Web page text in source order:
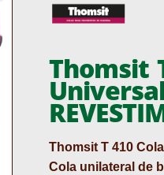
Thomsit
Thomsit T 410
Cola unilateral de